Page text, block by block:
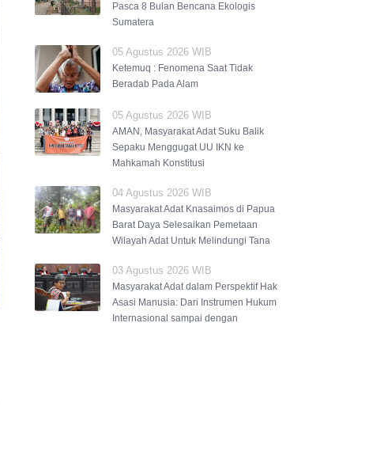
Pasca 8 Bulan Bencana Ekologis
Sumatera
05 Agustus 2026 WIB
Ketemuq : Fenomena Saat Tidak
Beradab Pada Alam
05 Agustus 2026 WIB
AMAN, Masyarakat Adat Suku Balik
Sepaku Menggugat UU IKN ke
Mahkamah Konstitusi
04 Agustus 2026 WIB
Masyarakat Adat Knasaimos di Papua
Barat Daya Selesaikan Pemetaan
Wilayah Adat Untuk Melindungi Tana
03 Agustus 2026 WIB
Masyarakat Adat dalam Perspektif Hak
Asasi Manusia: Dari Instrumen Hukum
Internasional sampai dengan